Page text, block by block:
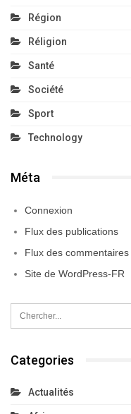
Région
Réligion
Santé
Société
Sport
Technology
Méta
Connexion
Flux des publications
Flux des commentaires
Site de WordPress-FR
Categories
Actualités